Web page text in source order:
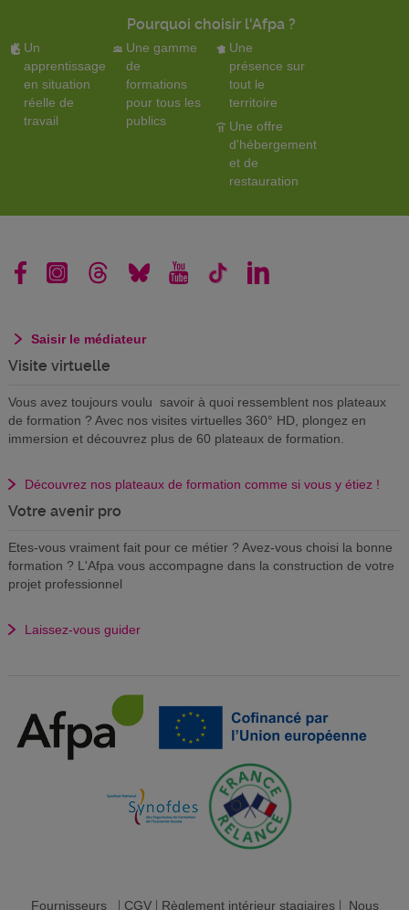
Pourquoi choisir l'Afpa ?
Un
apprentissage
en situation
réelle de
travail
Une gamme
de
formations
pour tous les
publics
Une
présence sur
tout le
territoire
Une offre
d'hébergement
et de
restauration
Saisir le médiateur
Visite virtuelle
Vous avez toujours voulu savoir à quoi ressemblent nos plateaux
de formation ? Avec nos visites virtuelles 360° HD, plongez en
immersion et découvrez plus de 60 plateaux de formation.
Découvrez nos plateaux de formation comme si vous y étiez !
Votre avenir pro
Etes-vous vraiment fait pour ce métier ? Avez-vous choisi la bonne
formation ? L'Afpa vous accompagne dans la construction de votre
projet professionnel
Laissez-vous guider
Fournisseurs| CGV| Règlement intérieur stagiaires| Nous